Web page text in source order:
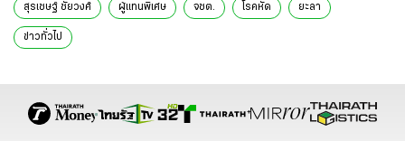
สุรเชษฐ์ ชัยวงศ์ ผู้แทนพิเศษ จชต. โรคหัด ยะลา
ข่าวทั่วไป